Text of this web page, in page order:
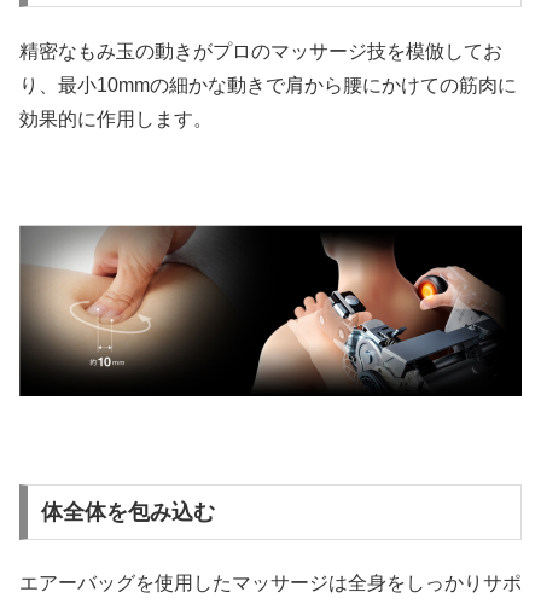
精密なもみ玉の動きがプロのマッサージ技を模倣してお
り、最小10mmの細かな動きで肩から腰にかけての筋肉に
効果的に作用します。
体全体を包み込む
エアーバッグを使用したマッサージは全身をしっかりサポ